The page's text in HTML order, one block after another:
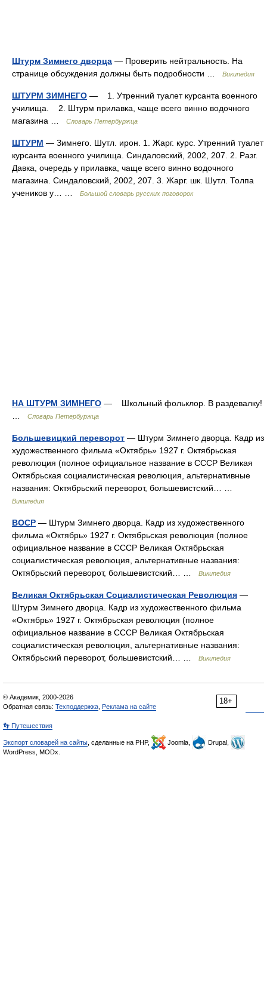
Штурм Зимнего дворца — Проверить нейтральность. На
странице обсуждения должны быть подробности …
Википедия
ШТУРМ ЗИМНЕГО — 1. Утренний туалет курсанта военного
училища. 2. Штурм прилавка, чаще всего винно водочного
магазина …
Словарь Петербуржца
ШТУРМ — Зимнего. Шутл. ирон. 1. Жарг. курс. Утренний туалет
курсанта военного училища. Синдаловский, 2002, 207. 2. Разг.
Давка, очередь у прилавка, чаще всего винно водочного
магазина. Синдаловский, 2002, 207. 3. Жарг. шк. Шутл. Толпа
учеников у… …
Большой словарь русских поговорок
НА ШТУРМ ЗИМНЕГО — Школьный фольклор. В раздевалку!
Словарь Петербуржца
Большевицкий переворот — Штурм Зимнего дворца. Кадр из
художественного фильма «Октябрь» 1927 г. Октябрьская
революция (полное официальное название в СССР Великая
Октябрьская социалистическая революция, альтернативные
названия: Октябрьский переворот, большевистский… …
Википедия
ВОСР — Штурм Зимнего дворца. Кадр из художественного
фильма «Октябрь» 1927 г. Октябрьская революция (полное
официальное название в СССР Великая Октябрьская
социалистическая революция, альтернативные названия:
Октябрьский переворот, большевистский… …
Википедия
Великая Октябрьская Социалистическая Революция —
Штурм Зимнего дворца. Кадр из художественного фильма
«Октябрь» 1927 г. Октябрьская революция (полное
официальное название в СССР Великая Октябрьская
социалистическая революция, альтернативные названия:
Октябрьский переворот, большевистский… …
Википедия
18+
© Академик, 2000-2026
Обратная связь: Техподдержка Реклама на сайте
👣 Путешествия
Экспорт словарей на сайты , сделанные на PHP, Joomla,
Drupal,
WordPress, MODx.